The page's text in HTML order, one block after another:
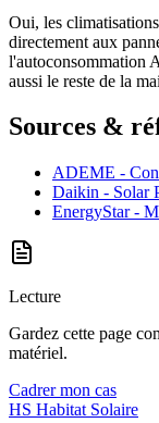
Oui, les
directement aux
l'autoconsommation
aussi le reste de la
Sources &
ADEME -
Daikin - Solar
EnergyStar -
Lecture
Gardez cette page
matériel.
Cadrer mon cas
HS Habitat Solaire